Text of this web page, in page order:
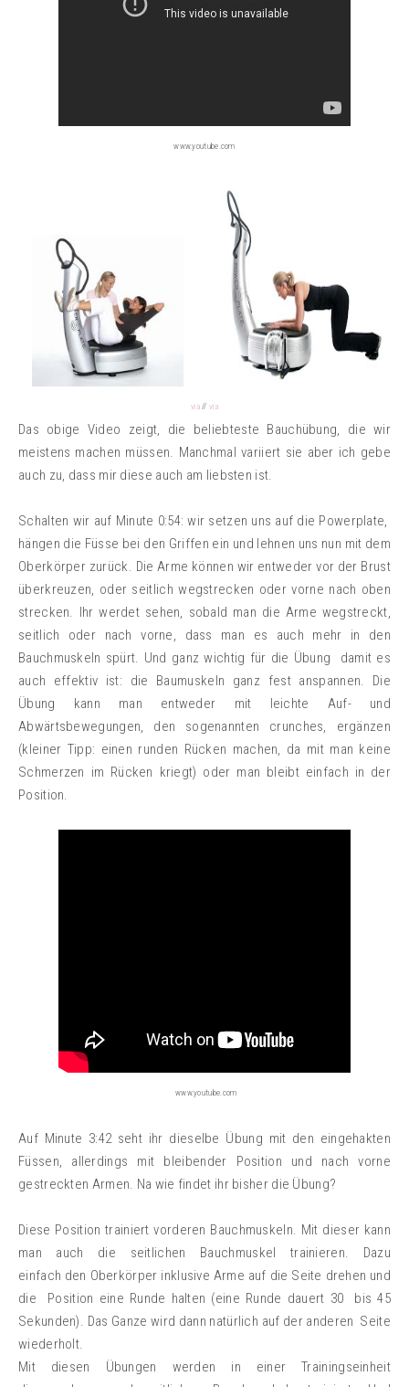
www.youtube.com
via//via
Das obige Video zeigt, die beliebteste Bauchübung, die wir
meistens machen müssen. Manchmal variiert sie aber ich gebe
auch zu, dass mir diese auch am liebsten ist.
Schalten wir auf Minute 0:54: wir setzen uns auf die Powerplate,
hängen die Füsse bei den Griffen ein und lehnen uns nun mit dem
Oberkörper zurück. Die Arme können wir entweder vor der Brust
überkreuzen, oder seitlich wegstrecken oder vorne nach oben
strecken. Ihr werdet sehen, sobald man die Arme wegstreckt,
seitlich oder nach vorne, dass man es auch mehr in den
Bauchmuskeln spürt. Und ganz wichtig für die Übung damit es
auch effektiv ist: die Baumuskeln ganz fest anspannen. Die
Übung kann man entweder mit leichte Auf- und
Abwärtsbewegungen, den sogenannten crunches, ergänzen
(kleiner Tipp: einen runden Rücken machen, da mit man keine
Schmerzen im Rücken kriegt) oder man bleibt einfach in der
Position.
www.youtube.com
Auf Minute 3:42 seht ihr dieselbe Übung mit den eingehakten
Füssen, allerdings mit bleibender Position und nach vorne
gestreckten Armen. Na wie findet ihr bisher die Übung?
Diese Position trainiert vorderen Bauchmuskeln. Mit dieser kann
man auch die seitlichen Bauchmuskel trainieren. Dazu
einfach den Oberkörper inklusive Arme auf die Seite drehen und
die Position eine Runde halten (eine Runde dauert 30 bis 45
Sekunden). Das Ganze wird dann natürlich auf der anderen Seite
wiederholt.
Mit diesen Übungen werden in einer Trainingseinheit